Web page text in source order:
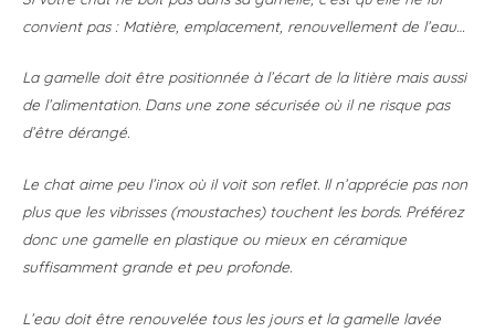
convient pas : Matière, emplacement, renouvellement de l’eau…
La gamelle doit être positionnée à l’écart de la litière mais aussi
de l’alimentation. Dans une zone sécurisée où il ne risque pas
d’être dérangé.
Le chat aime peu l’inox où il voit son reflet. Il n’apprécie pas non
plus que les vibrisses (moustaches) touchent les bords. Préférez
donc une gamelle en plastique ou mieux en céramique
suffisamment grande et peu profonde.
L’eau doit être renouvelée tous les jours et la gamelle lavée